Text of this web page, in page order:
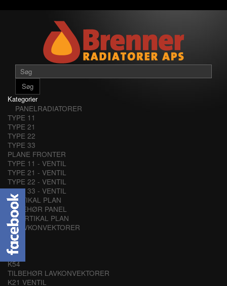
Søg
Kategorier
PANELRADIATORER
TYPE 11
TYPE 21
TYPE 22
TYPE 33
PLANE FRONTER
TYPE 11 - VENTIL
TYPE 21 - VENTIL
TYPE 22 - VENTIL
TYPE 33 - VENTIL
VERTIKAL PLAN
TILBEHØR PANEL
VERTIKAL PLAN
LAVKONVEKTORER
K21
K32
K43
K54
TILBEHØR LAVKONVEKTORER
K21 VENTIL